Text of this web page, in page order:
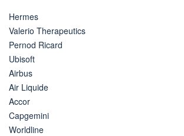
Hermes
Valerio Therapeutics
Pernod Ricard
Ubisoft
Airbus
Air Liquide
Accor
Capgemini
Worldline